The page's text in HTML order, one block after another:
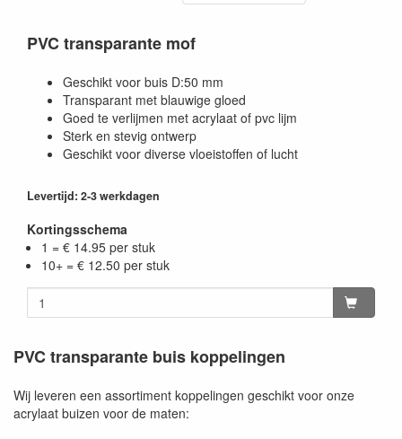
PVC transparante mof
Geschikt voor buis D:50 mm
Transparant met blauwige gloed
Goed te verlijmen met acrylaat of pvc lijm
Sterk en stevig ontwerp
Geschikt voor diverse vloeistoffen of lucht
Levertijd: 2-3 werkdagen
Kortingsschema
1 = € 14.95 per stuk
10+ = € 12.50 per stuk
PVC transparante buis koppelingen
Wij leveren een assortiment koppelingen geschikt voor onze
acrylaat buizen voor de maten: